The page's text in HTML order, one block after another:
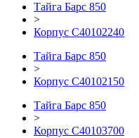
Тайга Барс 850
>
Корпус C40102240
Тайга Барс 850
>
Корпус С40102150
Тайга Барс 850
>
Корпус С40103700